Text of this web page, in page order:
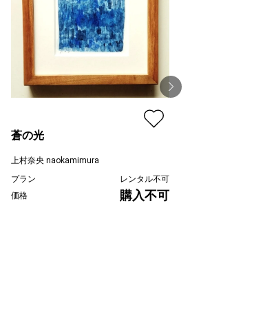
蒼の光
上村奈央 naokamimura
プラン
レンタル不可
価格
購入不可